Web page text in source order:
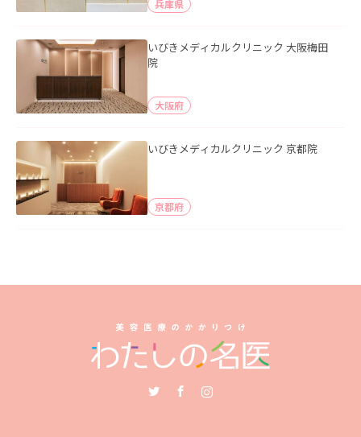
兵庫県
いびきメディカルクリニック 大阪梅田
院
大阪府
いびきメディカルクリニック 京都院
京都府